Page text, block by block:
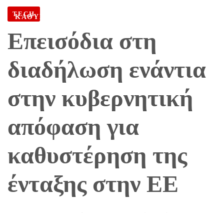
ΚΑΘΥΣΤΈΡΗΣΗ ΤΗΣ ΈΝΤΑΞΗΣ ΣΤΗΝ ΕΕ
TECH
Επεισόδια στη
διαδήλωση ενάντια
στην κυβερνητική
απόφαση για
καθυστέρηση της
ένταξης στην ΕΕ